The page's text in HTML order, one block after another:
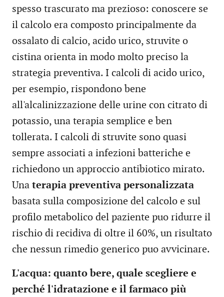
spesso trascurato ma prezioso: conoscere se
il calcolo era composto principalmente da
ossalato di calcio, acido urico, struvite o
cistina orienta in modo molto preciso la
strategia preventiva. I calcoli di acido urico,
per esempio, rispondono bene
all'alcalinizzazione delle urine con citrato di
potassio, una terapia semplice e ben
tollerata. I calcoli di struvite sono quasi
sempre associati a infezioni batteriche e
richiedono un approccio antibiotico mirato.
Una terapia preventiva personalizzata
basata sulla composizione del calcolo e sul
profilo metabolico del paziente puo ridurre il
rischio di recidiva di oltre il 60%, un risultato
che nessun rimedio generico puo avvicinare.
L'acqua: quanto bere, quale scegliere e
perché l'idratazione e il farmaco più